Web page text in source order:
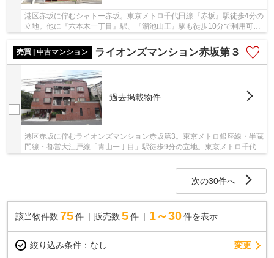
港区赤坂に佇むシャトー赤坂。東京メトロ千代田線『赤坂』駅徒歩4分の
立地。他に『六本木一丁目』駅、『溜池山王』駅も徒歩10分で利用可能
売買 | 中古マンション
ライオンズマンション赤坂第３
過去掲載物件
港区赤坂に佇むライオンズマンション赤坂第3。東京メトロ銀座線・半蔵
門線・都営大江戸線「青山一丁目」駅徒歩9分の立地。東京メトロ千代田
次の30件へ
該当物件数 75件 販売数 5 件 1～30 件を表示
絞り込み条件： なし 変更